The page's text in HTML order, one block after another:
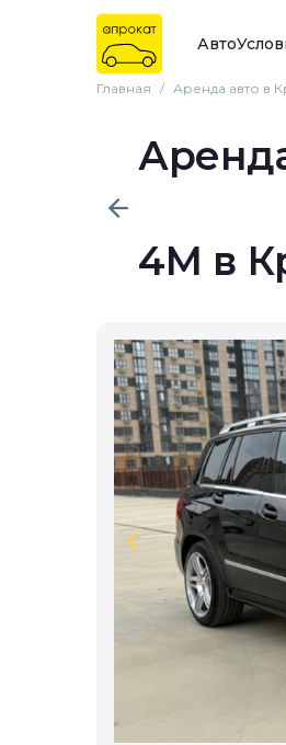
Авто
Главная / Аренда авто в
4M в
chevron_left